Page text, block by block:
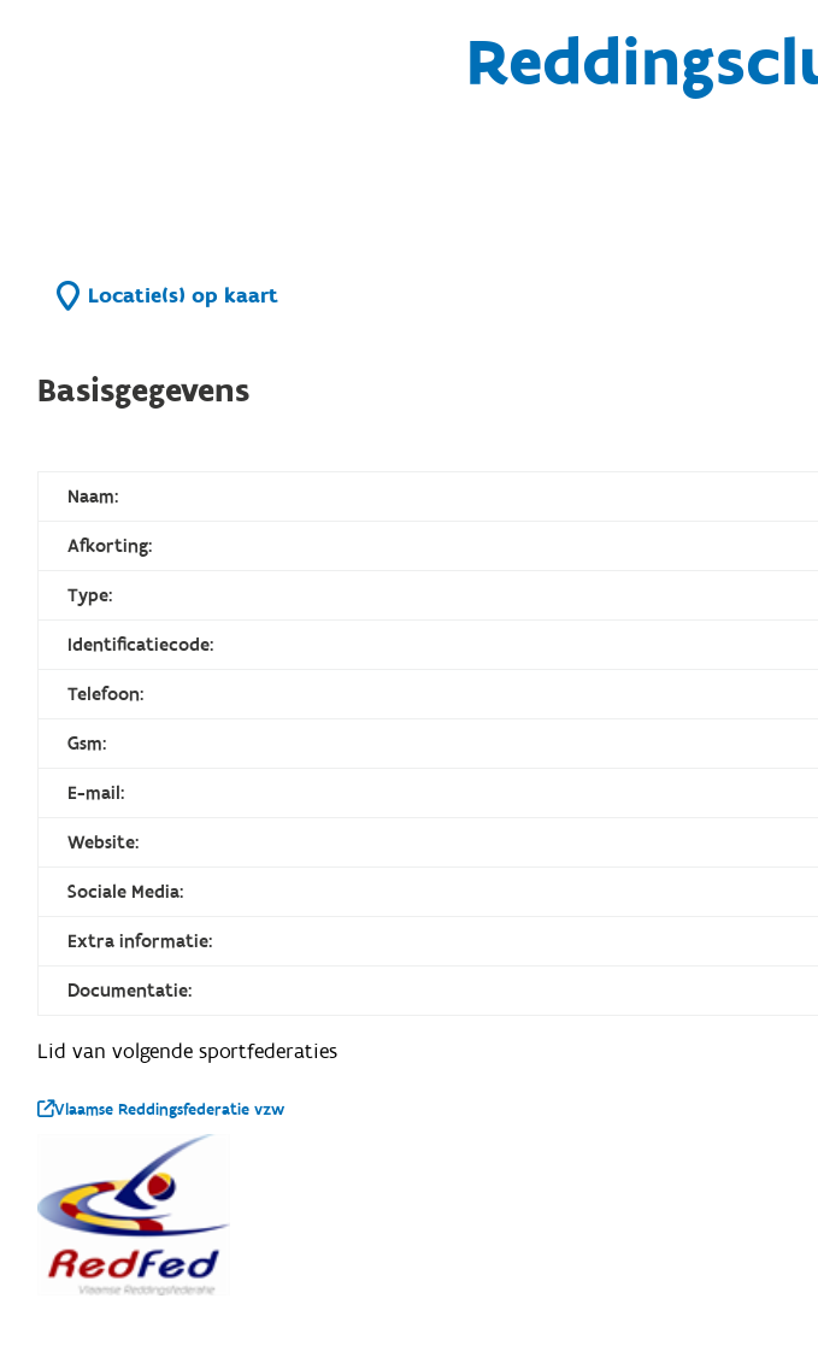
Locatie(s) op kaart
Basisgegevens
Naam:
Afkorting:
Type:
Identificatiecode:
Telefoon:
Gsm:
E-mail:
Website:
Sociale Media:
Extra informatie:
Documentatie:
Lid van volgende sportfederaties
Vlaamse Reddingsfederatie vzw